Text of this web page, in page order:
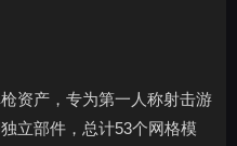
资产，专为第一人称射击游
立部件，总计53个网格模